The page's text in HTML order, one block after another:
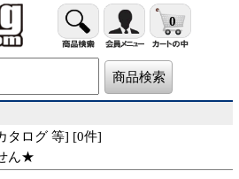
0
タログ 等] [0件]
ん★